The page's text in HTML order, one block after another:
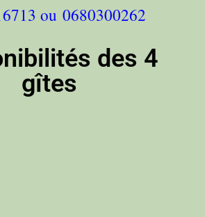
ou 0680300262
des 4
gîtes